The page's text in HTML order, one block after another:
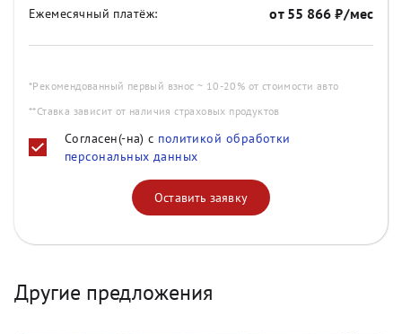
Ежемесячный платёж: от 55 866 ₽/мес
*Рекомендованный первый взнос ~ 10-20% от стоимости авто
**Ставка зависит от наличия страховых продуктов
Согласен(-на) с политикой обработки
персональных данных
Оставить заявку
Другие предложения